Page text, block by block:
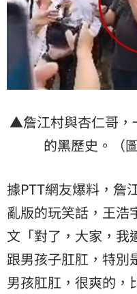
▲詹江村與杏仁哥，
的黑歷史。（
據PTT網友爆料，詹
亂版的玩笑話，王浩
文「對了，大家，我
跟男孩子肛肛，特別
男孩肛肛，很爽的，